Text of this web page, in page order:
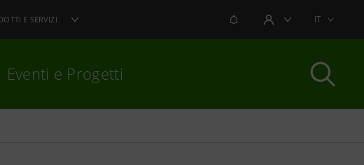
E SERVIZI NOTIFICHEAREA UTENTEIT
Eventi e Progetti